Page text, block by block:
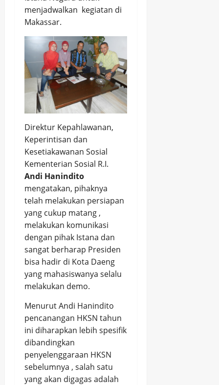
menjadwalkan kegiatan di
Makassar.
Direktur Kepahlawanan,
Keperintisan dan
Kesetiakawanan Sosial
Kementerian Sosial R.I.
Andi Hanindito
mengatakan, pihaknya
telah melakukan persiapan
yang cukup matang ,
melakukan komunikasi
dengan pihak Istana dan
sangat berharap Presiden
bisa hadir di Kota Daeng
yang mahasiswanya selalu
melakukan demo.
Menurut Andi Hanindito
pencanangan HKSN tahun
ini diharapkan lebih spesifik
dibandingkan
penyelenggaraan HKSN
sebelumnya , salah satu
yang akan digagas adalah